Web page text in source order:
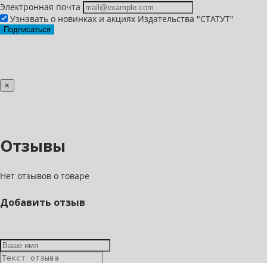
Электронная почта
Узнавать о новинках и акциях Издательства "СТАТУТ"
Подписаться
×
Отзывы
Нет отзывов о товаре
Добавить отзыв